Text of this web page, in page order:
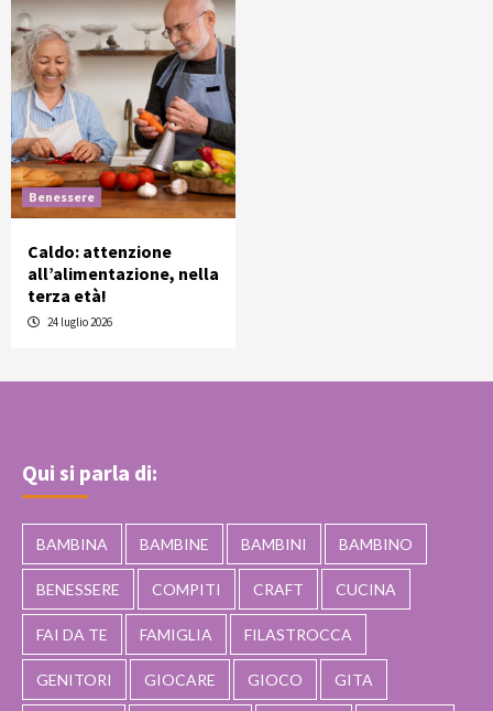
Benessere
Caldo: attenzione
all’alimentazione, nella
terza età!
24 luglio 2026
Qui si parla di:
BAMBINA BAMBINE BAMBINI BAMBINO
BENESSERE COMPITI CRAFT CUCINA
FAI DA TE FAMIGLIA FILASTROCCA
GENITORI GIOCARE GIOCO GITA